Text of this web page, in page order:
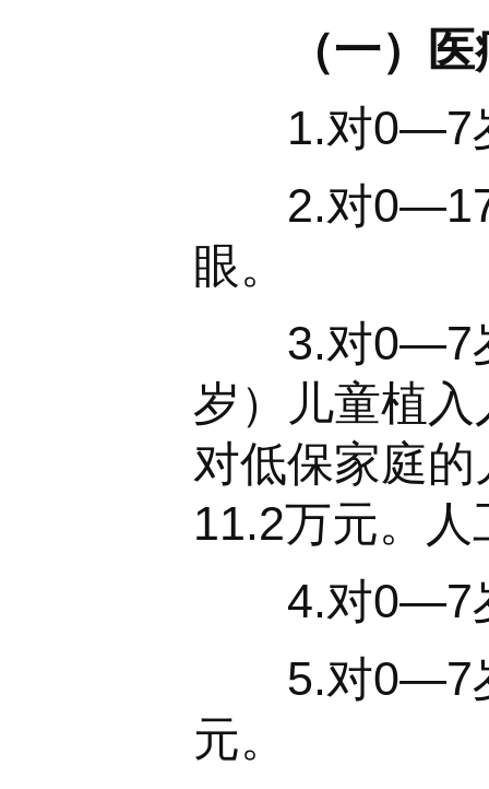
（一）
1.对0—7岁
2.对0—17
眼。
3.对0—7岁
岁）儿童植
对低保家庭
11.2万元。
4.对0—7岁
5.对0—7岁
元。